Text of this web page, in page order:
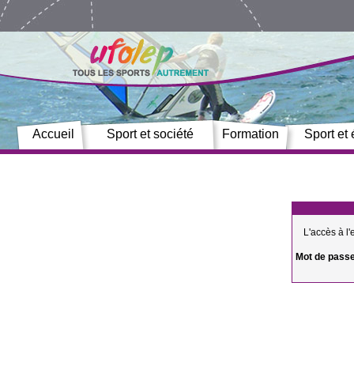
Accueil Sport et société Formation Sport et
L'accès à
Mot de